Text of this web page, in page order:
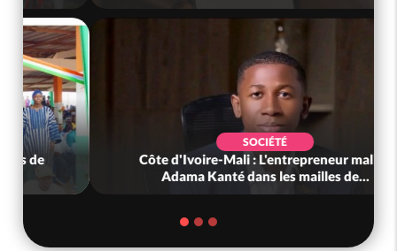
SOCIÉTÉ
Côte d'Ivoire : Concours CAFOP 2026, les
résultats d'admissibilité (1er tou...